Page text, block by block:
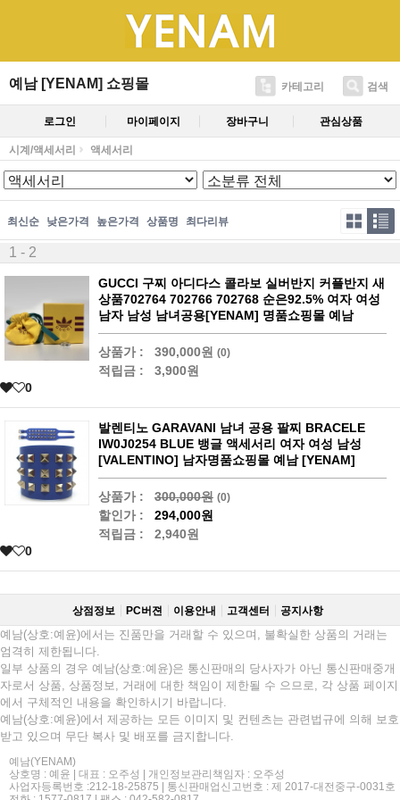
예남 [YENAM] 쇼핑몰 카테고리 검색
로그인 마이페이지 장바구니 관심상품
시계/액세서리 액세서리
최신순 낮은가격 높은가격 상품명 최다리뷰
1 - 2
GUCCI 구찌 아디다스 콜라보 실버반지 커플반지 새
상품702764 702766 702768 순은92.5% 여자 여성
남자 남성 남녀공용[YENAM] 명품쇼핑몰 예남
상품가 : 390,000원 (0)
적립금 :
3,900원
0
발렌티노 GARAVANI 남녀 공용 팔찌 BRACELE
IW0J0254 BLUE 뱅글 액세서리 여자 여성 남성
[VALENTINO] 남자명품쇼핑몰 예남 [YENAM]
상품가 : 300,000원 (0)
할인가 :
294,000원
적립금 :
2,940원
0
상점정보 PC버젼 이용안내 고객센터 공지사항
예남(상호:예윤)에서는 진품만을 거래할 수 있으며, 불확실한 상품의 거래는
엄격히 제한됩니다.
일부 상품의 경우 예남(상호:예윤)은 통신판매의 당사자가 아닌 통신판매중개
자로서 상품, 상품정보, 거래에 대한 책임이 제한될 수 으므로, 각 상품 페이지
에서 구체적인 내용을 확인하시기 바랍니다.
예남(상호:예윤)에서 제공하는 모든 이미지 및 컨텐츠는 관련법규에 의해 보호
받고 있으며 무단 복사 및 배포를 금지합니다.
예남(YENAM)
상호명 : 예윤 | 대표 : 오주성 | 개인정보관리책임자 : 오주성
사업자등록번호 :212-18-25875 | 통신판매업신고번호 : 제 2017-대전중구-0031호